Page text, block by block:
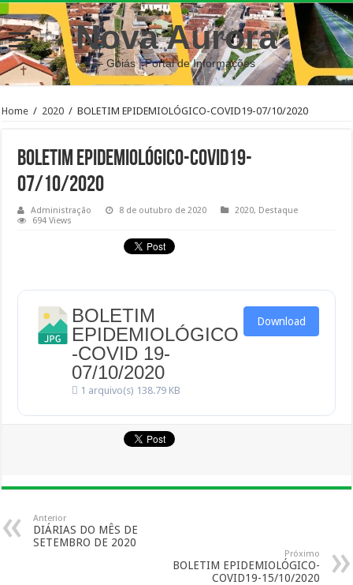
Nova Aurora
– Goiás | Portal de Informações
Home / 2020 / BOLETIM EPIDEMIOLÓGICO-COVID19-07/10/2020
BOLETIM EPIDEMIOLÓGICO-COVID19-
07/10/2020
Administração 8 de outubro de 2020 2020, Destaque
694 Views
BOLETIM
EPIDEMIOLÓGICO
-COVID 19-
07/10/2020
1 arquivo(s) 138.79 KB
Download
Anterior
DIÁRIAS DO MÊS DE
SETEMBRO DE 2020
Próximo
BOLETIM EPIDEMIOLÓGICO-
COVID19-15/10/2020